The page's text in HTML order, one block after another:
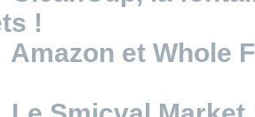
!
Amazon et Whole